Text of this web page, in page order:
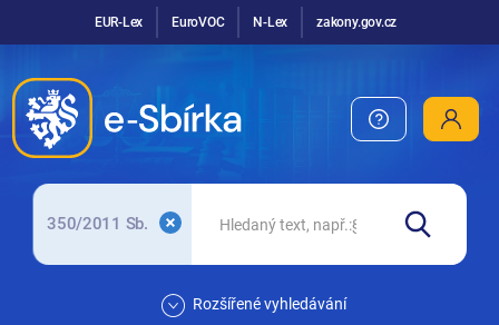
EUR-Lex EuroVOC N-Lex zakony.gov.cz
350/2011 Sb.
Rozšířené vyhledávání